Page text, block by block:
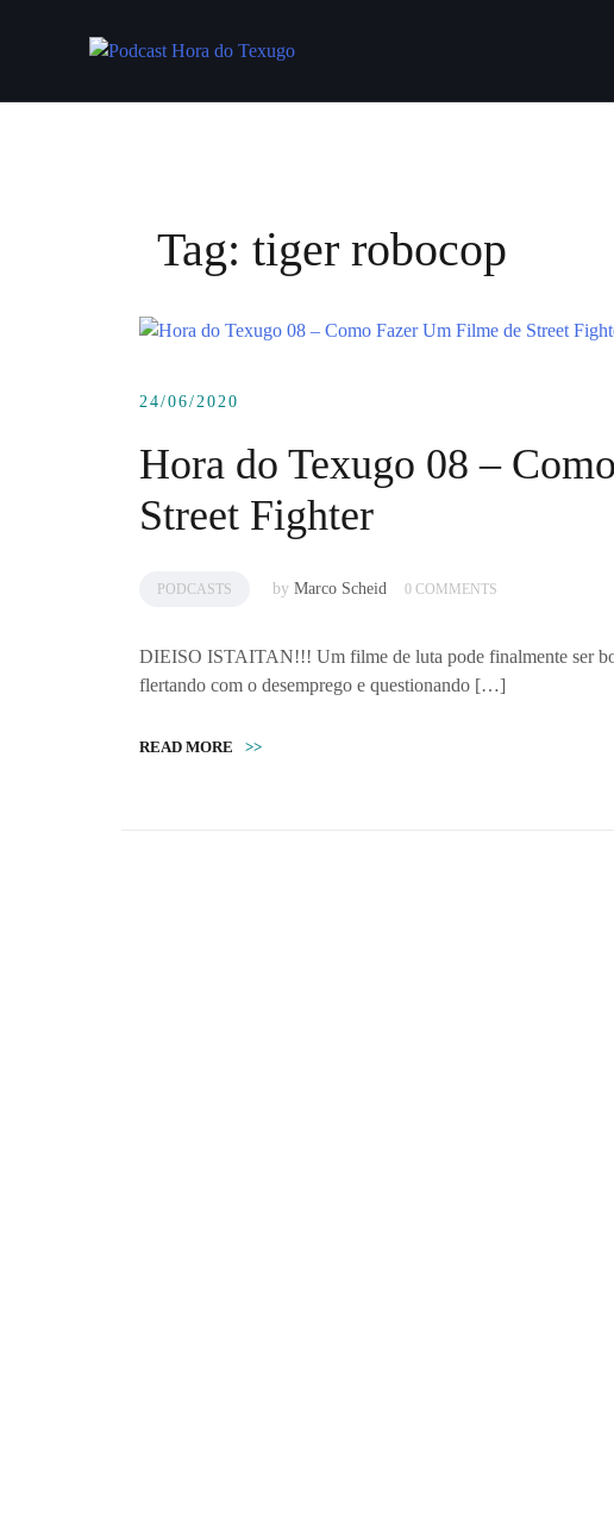
Tag: tiger robocop
24/06/2020
Hora do Texugo 08 –
Street Fighter
PODCASTS by Marco Scheid 0 COMMENTS
DIEISO ISTAITAN!!! Um filme de luta pode finalmente ser
flertando com o desemprego e questionando […]
READ MORE >>